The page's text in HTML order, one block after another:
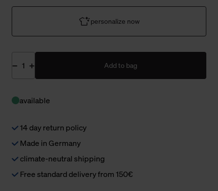
personalize now
Add to bag
available
14 day return policy
Made in Germany
climate-neutral shipping
Free standard delivery from 150€